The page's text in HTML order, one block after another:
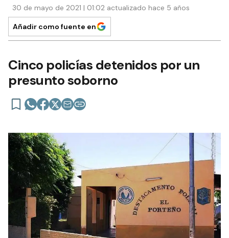
30 de mayo de 2021 | 01:02 actualizado hace 5 años
Añadir como fuente en
Cinco policías detenidos por un
presunto soborno